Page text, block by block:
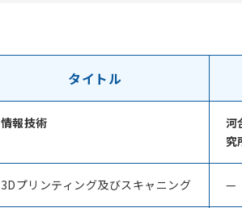
タイトル
情報技術
河
究
3Dプリンティング及びスキャニング —